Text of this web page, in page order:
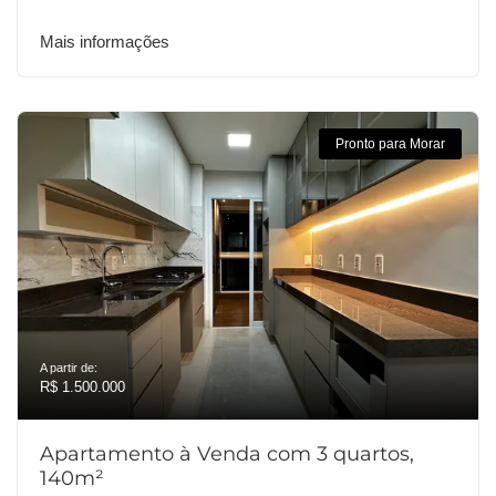
Mais informações
Pronto para Morar
A partir de:
R$ 1.500.000
Apartamento à Venda com 3 quartos,
140m²